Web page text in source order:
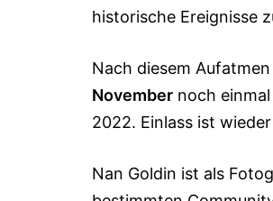
historische Ereignisse
Nach diesem
November noch
2022. Einlass ist
Nan Goldin ist als